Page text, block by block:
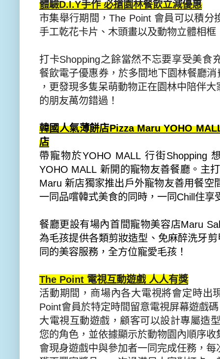
體驗D.I.Y手作 必搶園林餐飲立減優惠
市集舉行期間，The Point 會員可以積分
手工乾花卡片、 木頭畫以及動物立體相框
打卡Shopping之餘當然不忘要享受美食
餐飲電子優惠券， 於多間地下園林餐廳
，更發現多隻呆萌動物正在園林中陪伴大
的朋友萬勿錯過！
韓國人氣薄餅店Pizza Maru YOHO
店
帶寵物於YOHO MALL 行街Shopping
YOHO MALL 新開的寵物友善餐廳。主
Maru 新店獨家推出戶外寵物友善用餐空
一同品嚐韓式美食的同時，一同 Chill 住享
餐廳更設有場內首間寵物美容店Maru
為毛孩提供各類剪妝造型、免麻醉洗牙
同的美容服務，全方位寵愛毛孩！
The Point 電視互動遊戲 人人有獎
活動期間，商場內各大電視將會定時出
Point會員於特定時間留意電視屏幕遊戲
大電視互動遊戲， 顧客可以設計專屬造
您的角色，並依據顯示於動物園內順序收
會現身遊戲中與參加者一同完成任務， 每